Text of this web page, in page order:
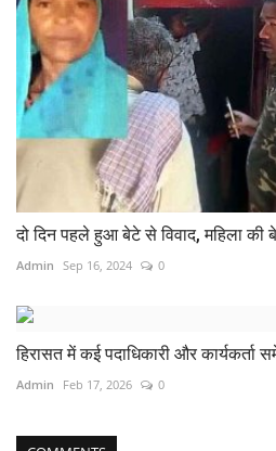
दो दिन पहले हुआ बेटे से विवाद, महिला की
Admin Sep 16, 2024 0
हिरासत में कई पदाधिकारी और कार्यकर्ता
Admin Feb 17, 2026 0